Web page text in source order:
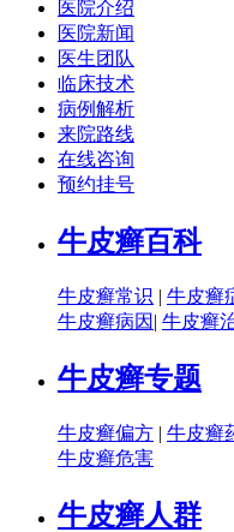
医院介绍
医院新闻
医生团队
临床技术
病例解析
来院路线
在线咨询
预约挂号
牛皮癣百科
牛皮癣常识 | 牛皮癣
牛皮癣病因 | 牛皮癣
牛皮癣专题
牛皮癣偏方 | 牛皮癣
牛皮癣危害
牛皮癣人群